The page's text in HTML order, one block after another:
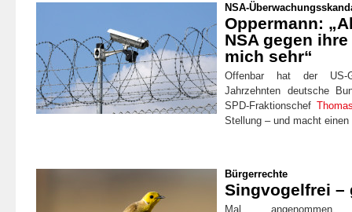
NSA-
Oppermann:
NSA gegen
mich sehr“
Offenbar hat der US-
Jahrzehnten deutsche
SPD-Fraktionschef
Stellung – und macht
Bürgerrechte
Singvogelfrei –
Mal